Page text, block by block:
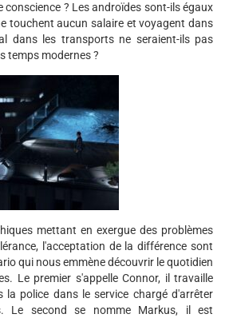
conscience ? Les androïdes sont-ils égaux
touchent aucun salaire et voyagent dans
dans les transports ne seraient-ils pas
temps modernes ?
mettant en exergue des problèmes
l'acceptation de la différence sont
qui nous emmène découvrir le quotidien
Le premier s'appelle Connor, il travaille
la police dans le service chargé d'arrêter
Le second se nomme Markus, il est